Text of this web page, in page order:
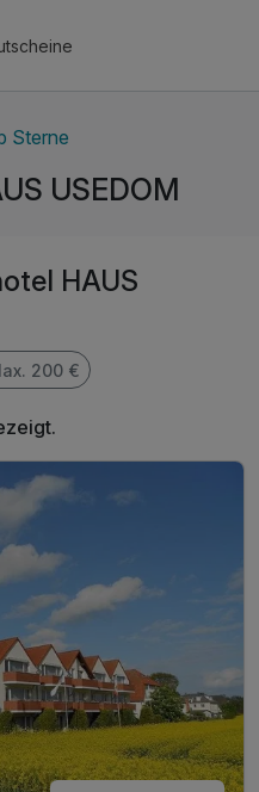
Sterne
USEDOM
HAUS
200 €